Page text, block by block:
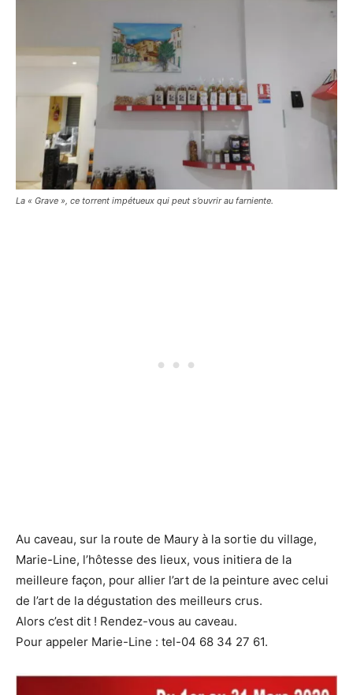
La « Grave », ce torrent impétueux qui peut s’ouvrir au farniente.
Au caveau, sur la route de Maury à la sortie du village,
Marie-Line, l’hôtesse des lieux, vous initiera de la
meilleure façon, pour allier l’art de la peinture avec celui
de l’art de la dégustation des meilleurs crus.
Alors c’est dit ! Rendez-vous au caveau.
Pour appeler Marie-Line : tel-04 68 34 27 61.